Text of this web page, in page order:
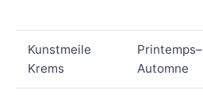
Kunstmeile
Krems
Printemps–
Automne